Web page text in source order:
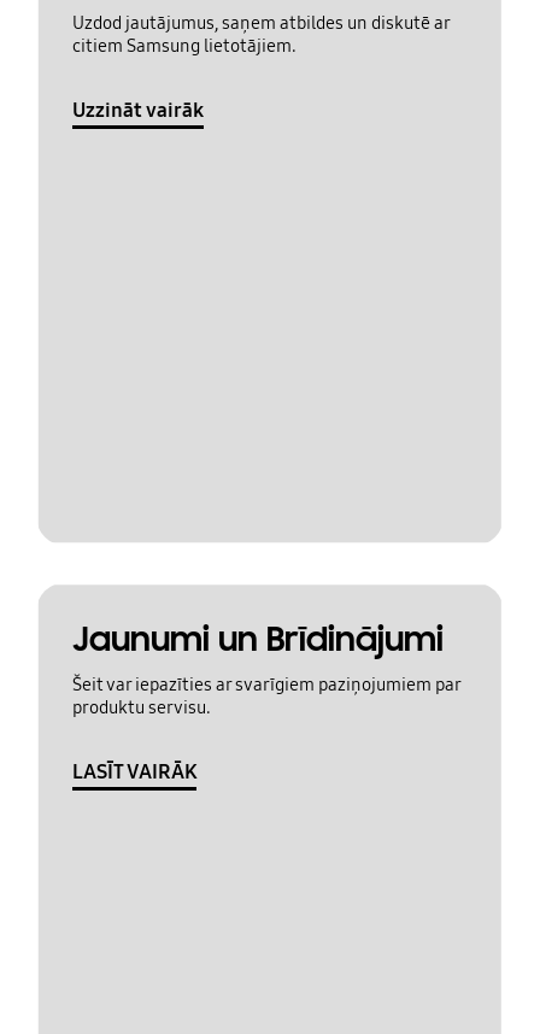
Uzdod jautājumus, saņem atbildes un diskutē ar
citiem Samsung lietotājiem.
Uzzināt vairāk
Jaunumi un Brīdinājumi
Šeit var iepazīties ar svarīgiem paziņojumiem par
produktu servisu.
LASĪT VAIRĀK